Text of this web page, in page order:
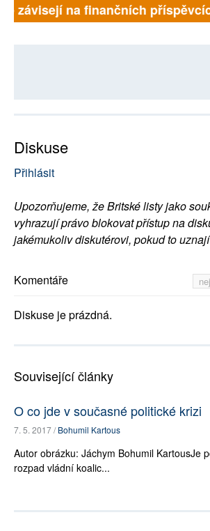
závisejí na finančních
Diskuse
Přihlásit
Upozorňujeme, že Britské listy jako
vyhrazují právo blokovat přístup na
jakémukoliv diskutérovi, pokud to
Komentáře
Diskuse je prázdná.
Související články
O co jde v současné politické krizi
7. 5. 2017 /Bohumil Kartous
Autor obrázku: Jáchym Bohumil KartousJe
rozpad vládní koalic...